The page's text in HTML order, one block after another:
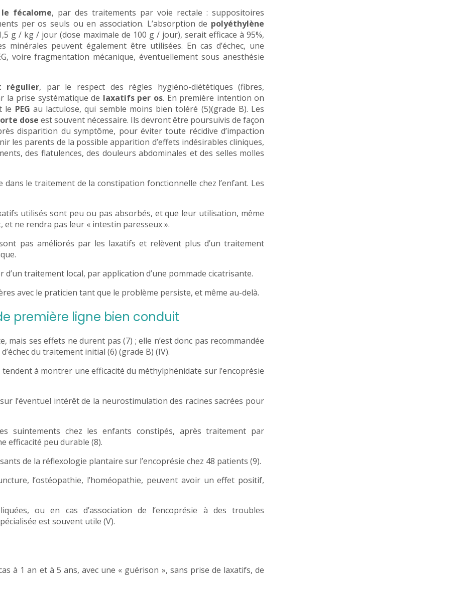
fécalome, par des traitements par voie rectale : suppositoires
per os seuls ou en association. L’absorption de polyéthylène
g / kg / jour (dose maximale de 100 g / jour), serait efficace à 95%,
minérales peuvent également être utilisées. En cas d’échec, une
voire fragmentation mécanique, éventuellement sous anesthésie
régulier, par le respect des règles hygiéno-diététiques (fibres,
prise systématique de laxatifs per os. En première intention on
le PEG au lactulose, qui semble moins bien toléré (5)(grade B). Les
dose est souvent nécessaire. Ils devront être poursuivis de façon
disparition du symptôme, pour éviter toute récidive d’impaction
les parents de la possible apparition d’effets indésirables cliniques,
des flatulences, des douleurs abdominales et des selles molles
le traitement de la constipation fonctionnelle chez l’enfant. Les
utilisés sont peu ou pas absorbés, et que leur utilisation, même
ne rendra pas leur « intestin paresseux ».
pas améliorés par les laxatifs et relèvent plus d’un traitement
traitement local, par application d’une pommade cicatrisante.
avec le praticien tant que le problème persiste, et même au-delà.
première ligne bien conduit
mais ses effets ne durent pas (7) ; elle n’est donc pas recommandée
du traitement initial (6) (grade B) (IV).
à montrer une efficacité du méthylphénidate sur l’encoprésie
l’éventuel intérêt de la neurostimulation des racines sacrées pour
suintements chez les enfants constipés, après traitement par
efficacité peu durable (8).
de la réflexologie plantaire sur l’encoprésie chez 48 patients (9).
l’ostéopathie, l’homéopathie, peuvent avoir un effet positif,
ou en cas d’association de l’encoprésie à des troubles
est souvent utile (V).
à 1 an et à 5 ans, avec une « guérison », sans prise de laxatifs, de